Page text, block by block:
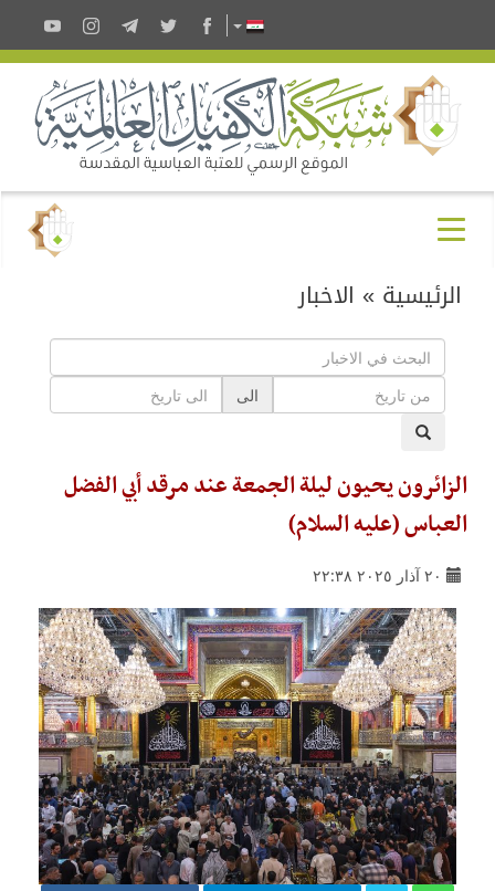
الرئيسية » الاخبار
الى
الزائرون يحيون ليلة الجمعة عند مرقد أبي الفضل
العباس (عليه السلام)
٢٠ آذار ٢٠٢٥ ٢٢:٣٨